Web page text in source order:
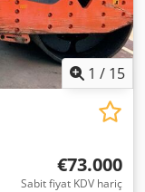
1 / 15
€73.000
Sabit fiyat KDV hariç